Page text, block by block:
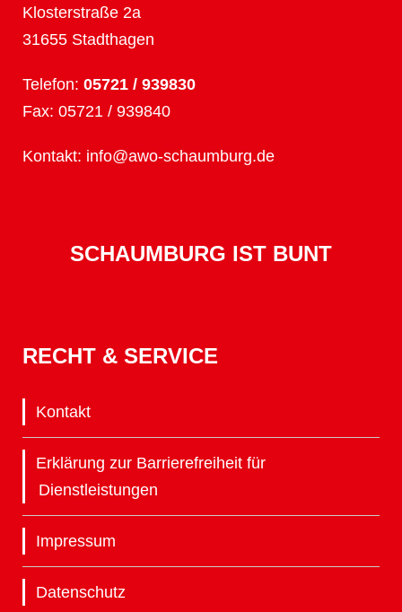
Klosterstraße 2a
31655 Stadthagen
Telefon: 05721 / 939830
Fax: 05721 / 939840
Kontakt: info@awo-schaumburg.de
SCHAUMBURG IST BUNT
RECHT & SERVICE
Kontakt
Erklärung zur Barrierefreiheit für
Dienstleistungen
Impressum
Datenschutz